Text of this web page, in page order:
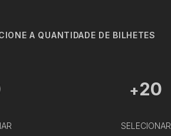
A QUANTIDADE DE BILHETES
+20
SELECIONAR